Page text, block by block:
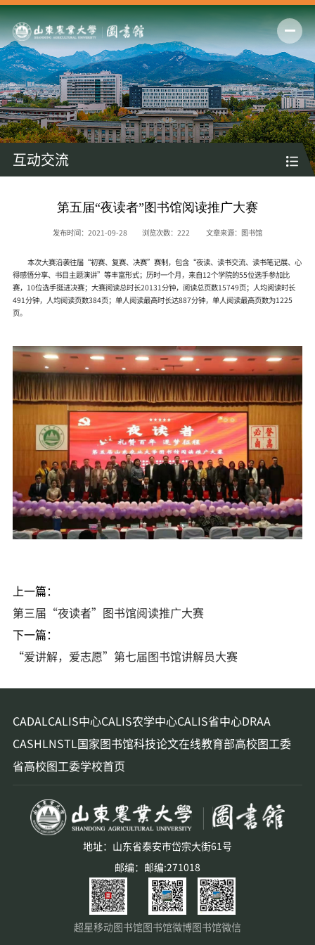
互动交流
第五届“夜读者”图书馆阅读推广大赛
发布时间：2021-09-28 浏览次数： 222 文章来源：图书馆
本次大赛沿袭往届“初赛、复赛、决赛”赛制，包含“夜读、读书交流、读书笔记展、心
得感悟分享、书目主题演讲”等丰富形式；历时一个月，来自12个学院的55位选手参加比
赛，10位选手挺进决赛；大赛阅读总时长20131分钟，阅读总页数15749页；人均阅读时长
491分钟，人均阅读页数384页；单人阅读最高时长达887分钟，单人阅读最高页数为1225
页。
上一篇：
第三届“夜读者”图书馆阅读推广大赛
下一篇：
“爱讲解，爱志愿”第七届图书馆讲解员大赛
CADALCALIS中心CALIS农学中心CALIS省中心DRAA
CASHLNSTL国家图书馆科技论文在线教育部高校图工委
省高校图工委学校首页
地址：山东省泰安市岱宗大街61号
邮编：邮编:271018
超星移动图书馆图书馆微博图书馆微信